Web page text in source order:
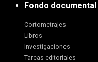
Fondo documental
Cortometrajes
Libros
Investigaciones
Tareas editoriales